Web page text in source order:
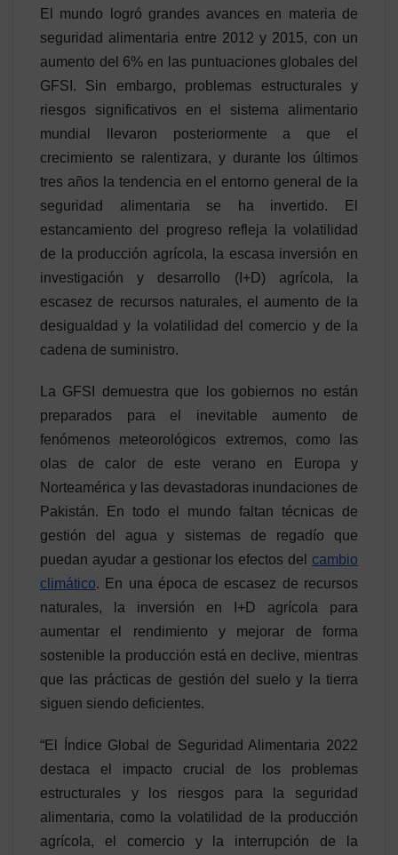
El mundo logró grandes avances en materia de
seguridad alimentaria entre 2012 y 2015, con un
aumento del 6% en las puntuaciones globales del
GFSI. Sin embargo, problemas estructurales y
riesgos significativos en el sistema alimentario
mundial llevaron posteriormente a que el
crecimiento se ralentizara, y durante los últimos
tres años la tendencia en el entorno general de la
seguridad alimentaria se ha invertido. El
estancamiento del progreso refleja la volatilidad
de la producción agrícola, la escasa inversión en
investigación y desarrollo (I+D) agrícola, la
escasez de recursos naturales, el aumento de la
desigualdad y la volatilidad del comercio y de la
cadena de suministro.
La GFSI demuestra que los gobiernos no están
preparados para el inevitable aumento de
fenómenos meteorológicos extremos, como las
olas de calor de este verano en Europa y
Norteamérica y las devastadoras inundaciones de
Pakistán. En todo el mundo faltan técnicas de
gestión del agua y sistemas de regadío que
puedan ayudar a gestionar los efectos del cambio
climático. En una época de escasez de recursos
naturales, la inversión en I+D agrícola para
aumentar el rendimiento y mejorar de forma
sostenible la producción está en declive, mientras
que las prácticas de gestión del suelo y la tierra
siguen siendo deficientes.
“El Índice Global de Seguridad Alimentaria 2022
destaca el impacto crucial de los problemas
estructurales y los riesgos para la seguridad
alimentaria, como la volatilidad de la producción
agrícola, el comercio y la interrupción de la